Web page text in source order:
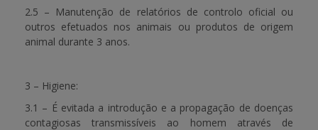
2.5 – Manutenção de relatórios de controlo oficial ou
outros efetuados nos animais ou produtos de origem
animal durante 3 anos.
3 – Higiene:
3.1 – É evitada a introdução e a propagação de doenças
contagiosas transmissíveis ao homem através de